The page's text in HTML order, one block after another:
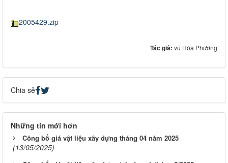
2005429.zip
Tác giả: vũ Hòa Phương
Chia sẻ
Những tin mới hơn
Công bố giá vật liệu xây dựng tháng 04 năm 2025
(13/05/2025)